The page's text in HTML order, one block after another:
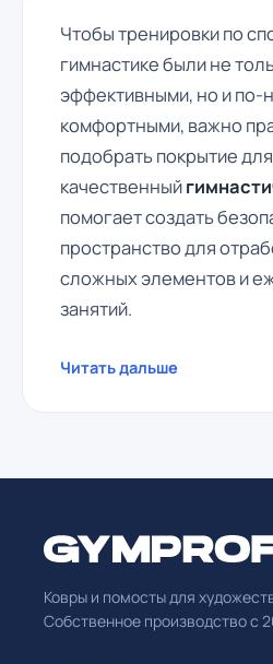
Чтобы тренировки по
гимнастике были не
эффективными, но и по-
комфортными, важно
подобрать покрытие
качественный
помогает создать
пространство для
сложных элементов и
занятий.
Читать дальше
Ковры и помосты для
Собственное производство с